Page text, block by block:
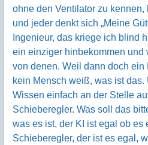
ohne den Ventilator zu
und jeder denkt sich „Meine
Ingenieur, das kriege ich blind
ein einziger hinbekommen und
von denen. Weil dann doch ein
kein Mensch weiß, was ist das.
Wissen einfach an der Stelle
Schieberegler. Was soll das
was es ist, der KI ist egal ob es
Schieberegler, der ist es egal,